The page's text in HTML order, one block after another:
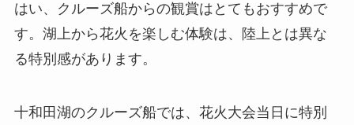
はい、クルーズ船からの観賞はとてもおすすめで
す。湖上から花火を楽しむ体験は、陸上とは異な
る特別感があります。
十和田湖のクルーズ船では、花火大会当日に特別